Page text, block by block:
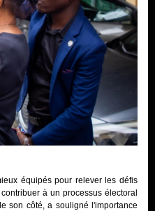
équipés pour relever les défis
à un processus électoral
son côté, a souligné l'importance